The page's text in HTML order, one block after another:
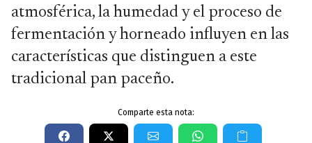
atmosférica, la humedad y el proceso de
fermentación y horneado influyen en las
características que distinguen a este
tradicional pan paceño.
Comparte esta nota: